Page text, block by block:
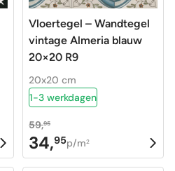
Vloertegel – Wandtegel
vintage Almeria blauw
20×20 R9
20x20 cm
1-3 werkdagen
59,95
Oorspronkelijke
prijs
34,95
Huidige
prijs
p/m2